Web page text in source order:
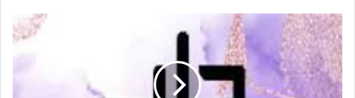
والنادر مثل عرج السواحل والهبهاب وخرزة الحية وحجر الاحمر(النار)
وهو قوي للمال وحجر كف الشيطان وصاحب الكف الازرق وحجر
البهت الازرق وهو نادر جدا وحجر السيد ميططرون وحجر السيد